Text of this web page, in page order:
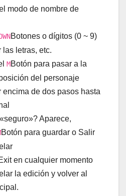
modo de nombre de
Botones o dígitos (0 ~ 9)
las letras, etc.
MBotón para pasar a la
del personaje
encima de dos pasos hasta
Aparece,
Botón para guardar o Salir
en cualquier momento
la edición y volver al